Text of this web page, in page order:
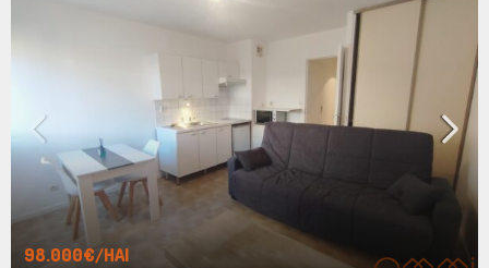
98.000€/HAI